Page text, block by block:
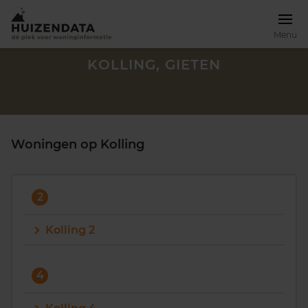
Menu
Zoek een woning
KOLLING, GIETEN
Woningen op Kolling
2
Kolling 2
4